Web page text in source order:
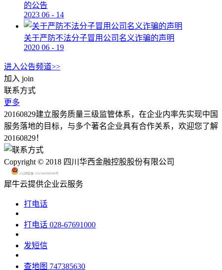
的公告
2023 06 - 14
关于严防不法分子冒用公司名义诈骗的声明
2020 06 - 19
进入公告频道>>
加入 join
联系方式
更多
20160829建立服务质量三级监管体系，在企业内率先实现中国
服务落地的目标，与多个著名企业具有合作关系，欢迎您了解
20160829！
Copyright © 2018 四川华西金融控股股份有限公司
川公网安备 51015602000580号
犀牛云提供企业云服务
打电话
打电话 028-67691000
发短信
查地图 747385630